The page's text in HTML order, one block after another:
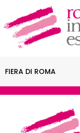
FIERA DI ROMA